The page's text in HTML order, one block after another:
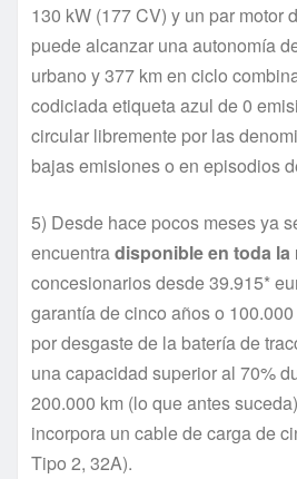
130 kW (177 CV) y un par motor
puede alcanzar una autonomía
urbano y 377 km en ciclo
codiciada etiqueta azul de 0
circular libremente por las
bajas emisiones o en episodios
5) Desde hace pocos meses ya
encuentradisponible en toda la
concesionarios desde 39.915*
garantía de cinco años o
por desgaste de la batería de
una capacidad superior al 70%
200.000 km (lo que antes
incorpora un cable de carga de
Tipo 2, 32A).